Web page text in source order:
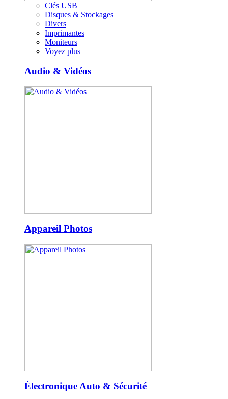
Clés USB
Disques & Stockages
Divers
Imprimantes
Moniteurs
Voyez plus
Audio & Vidéos
Appareil Photos
Électronique Auto & Sécurité